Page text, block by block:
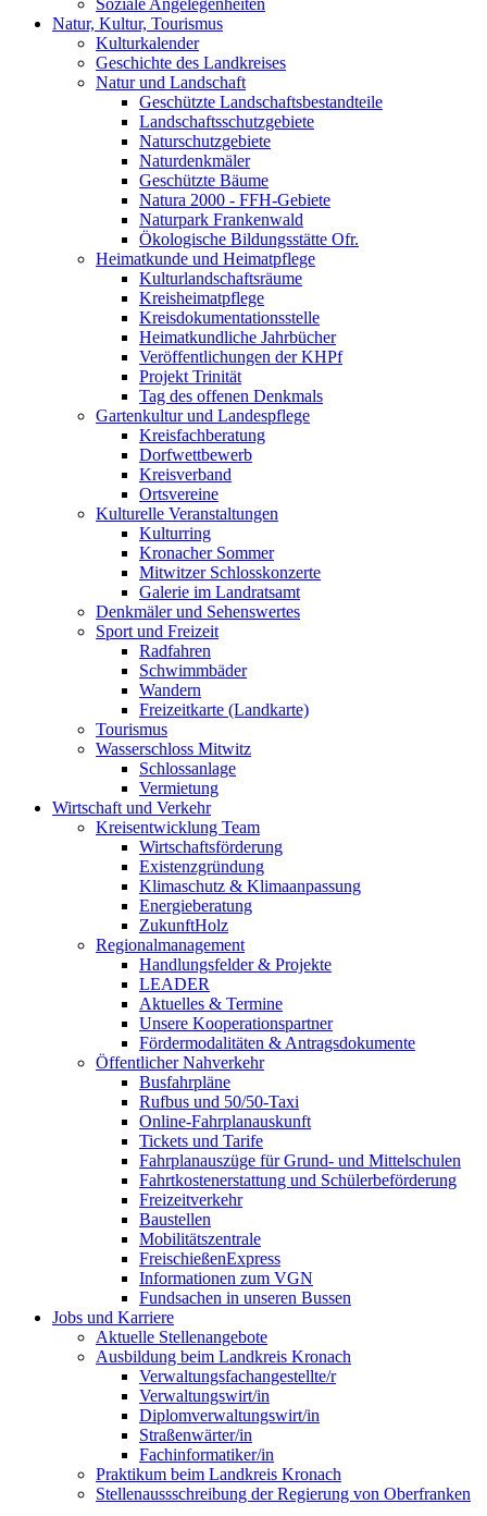
Soziale Angelegenheiten
Natur, Kultur, Tourismus
Kulturkalender
Geschichte des Landkreises
Natur und Landschaft
Geschützte Landschaftsbestandteile
Landschaftsschutzgebiete
Naturschutzgebiete
Naturdenkmäler
Geschützte Bäume
Natura 2000 - FFH-Gebiete
Naturpark Frankenwald
Ökologische Bildungsstätte Ofr.
Heimatkunde und Heimatpflege
Kulturlandschaftsräume
Kreisheimatpflege
Kreisdokumentationsstelle
Heimatkundliche Jahrbücher
Veröffentlichungen der KHPf
Projekt Trinität
Tag des offenen Denkmals
Gartenkultur und Landespflege
Kreisfachberatung
Dorfwettbewerb
Kreisverband
Ortsvereine
Kulturelle Veranstaltungen
Kulturring
Kronacher Sommer
Mitwitzer Schlosskonzerte
Galerie im Landratsamt
Denkmäler und Sehenswertes
Sport und Freizeit
Radfahren
Schwimmbäder
Wandern
Freizeitkarte (Landkarte)
Tourismus
Wasserschloss Mitwitz
Schlossanlage
Vermietung
Wirtschaft und Verkehr
Kreisentwicklung Team
Wirtschaftsförderung
Existenzgründung
Klimaschutz & Klimaanpassung
Energieberatung
ZukunftHolz
Regionalmanagement
Handlungsfelder & Projekte
LEADER
Aktuelles & Termine
Unsere Kooperationspartner
Fördermodalitäten & Antragsdokumente
Öffentlicher Nahverkehr
Busfahrpläne
Rufbus und 50/50-Taxi
Online-Fahrplanauskunft
Tickets und Tarife
Fahrplanauszüge für Grund- und Mittelschulen
Fahrtkostenerstattung und Schülerbeförderung
Freizeitverkehr
Baustellen
Mobilitätszentrale
FreischießenExpress
Informationen zum VGN
Fundsachen in unseren Bussen
Jobs und Karriere
Aktuelle Stellenangebote
Ausbildung beim Landkreis Kronach
Verwaltungsfachangestellte/r
Verwaltungswirt/in
Diplomverwaltungswirt/in
Straßenwärter/in
Fachinformatiker/in
Praktikum beim Landkreis Kronach
Stellenaussschreibung der Regierung von Oberfranken